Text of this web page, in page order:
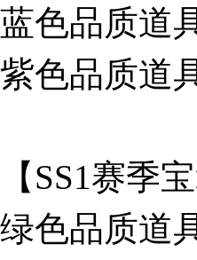
蓝色品质道
紫色品质道
【SS1赛季
绿色品质道